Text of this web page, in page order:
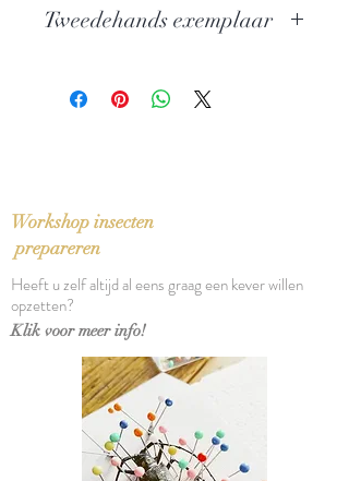
Uitgever: L. J. Veen
Bindwijze: Gebonden
Tweedehands exemplaar
Workshop insecten
prepareren
Heeft u zelf altijd al eens graag een kever willen
opzetten?
Klik voor meer info!